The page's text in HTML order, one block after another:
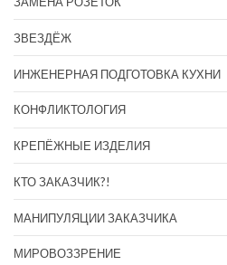
ЗВЕЗДЁЖ
ИНЖЕНЕРНАЯ ПОДГОТОВКА КУХНИ
КОНФЛИКТОЛОГИЯ
КРЕПЁЖНЫЕ ИЗДЕЛИЯ
КТО ЗАКАЗЧИК?!
МАНИПУЛЯЦИИ ЗАКАЗЧИКА
МИРОВОЗЗРЕНИЕ